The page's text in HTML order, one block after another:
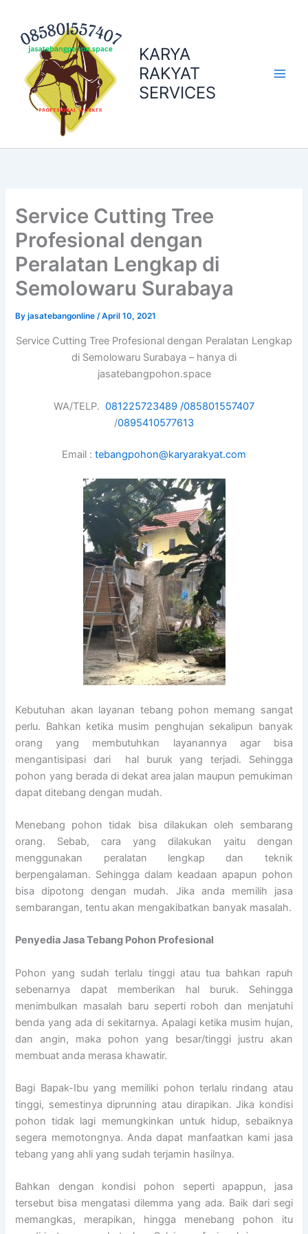
content
KARYA
RAKYAT
SERVICES
Service Cutting Tree
Profesional dengan
Peralatan Lengkap di
Semolowaru Surabaya
Byjasatebangonline/April 10, 2021
Service Cutting Tree Profesional dengan Peralatan Lengkap
di Semolowaru Surabaya – hanya di
jasatebangpohon.space
WA/TELP. 081225723489 /085801557407
/0895410577613
Email : tebangpohon@karyarakyat.com
Kebutuhan akan layanan tebang pohon memang sangat
perlu. Bahkan ketika musim penghujan sekalipun banyak
orang yang membutuhkan layanannya agar bisa
mengantisipasi dari hal buruk yang terjadi. Sehingga
pohon yang berada di dekat area jalan maupun pemukiman
dapat ditebang dengan mudah.
Menebang pohon tidak bisa dilakukan oleh sembarang
orang. Sebab, cara yang dilakukan yaitu dengan
menggunakan peralatan lengkap dan teknik
berpengalaman. Sehingga dalam keadaan apapun pohon
bisa dipotong dengan mudah. Jika anda memilih jasa
sembarangan, tentu akan mengakibatkan banyak masalah.
PenyediaJasa Tebang Pohon Profesional
Pohon yang sudah terlalu tinggi atau tua bahkan rapuh
sebenarnya dapat memberikan hal buruk. Sehingga
menimbulkan masalah baru seperti roboh dan menjatuhi
benda yang ada di sekitarnya. Apalagi ketika musim hujan,
dan angin, maka pohon yang besar/tinggi justru akan
membuat anda merasa khawatir.
Bagi Bapak-Ibu yang memiliki pohon terlalu rindang atau
tinggi, semestinya diprunning atau dirapikan. Jika kondisi
pohon tidak lagi memungkinkan untuk hidup, sebaiknya
segera memotongnya. Anda dapat manfaatkan kami jasa
tebang yang ahli yang sudah terjamin hasilnya.
Bahkan dengan kondisi pohon seperti apappun, jasa
tersebut bisa mengatasi dilemma yang ada. Baik dari segi
memangkas, merapikan, hingga menebang pohon itu